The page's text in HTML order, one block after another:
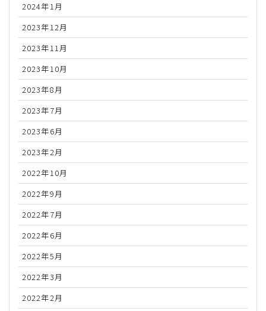
2024年1月
2023年12月
2023年11月
2023年10月
2023年8月
2023年7月
2023年6月
2023年2月
2022年10月
2022年9月
2022年7月
2022年6月
2022年5月
2022年3月
2022年2月